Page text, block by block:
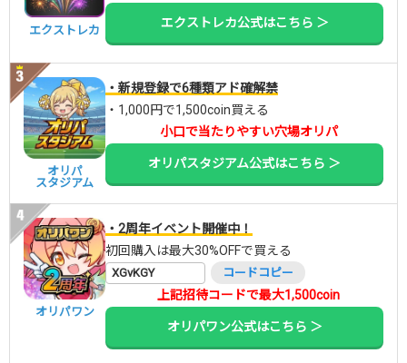
エクストレカ
エクストレカ公式はこちら ＞
オリパ
スタジアム
・新規登録で6種類アド確解禁
・1,000円で1,500coin買える
小口で当たりやすい穴場オリパ
オリパスタジアム公式はこちら ＞
オリパワン
・2周年イベント開催中！
初回購入は最大30%OFFで買える
XGvKGY コードコピー
上記招待コードで最大1,500coin
オリパワン公式はこちら ＞